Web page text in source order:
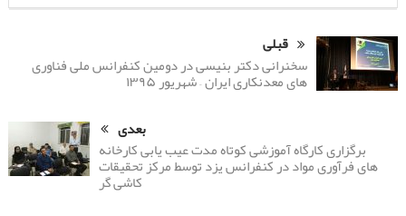
قبلی
سخنرانی دکتر بنیسی در دومین کنفرانس ملی فناوری
های معدنکاری ایران – شهریور ۱۳۹۵
بعدی
برگزاری کارگاه آموزشی کوتاه مدت عیب یابی کارخانه
های فرآوری مواد در کنفرانس یزد توسط مرکز تحقیقات
کاشی گر